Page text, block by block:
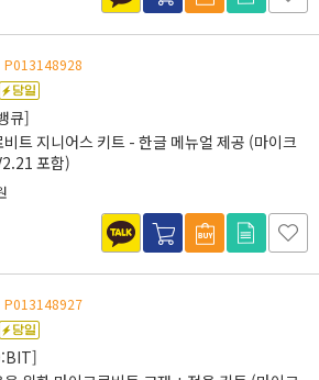
P013148928
큐]
비트 지니어스 키트 - 한글 메뉴얼 제공 (마이크
포함)
P013148927